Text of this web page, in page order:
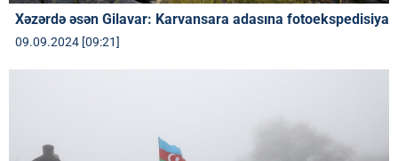
Xəzərdə əsən Gilavar: Karvansara adasına fotoekspedisiya
09.09.2024 [09:21]